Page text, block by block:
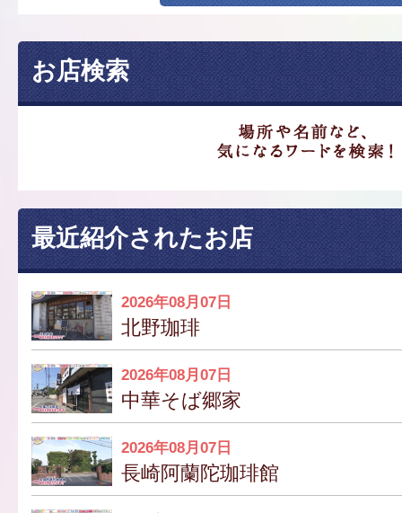
お店検索
最近紹介されたお店
2026年08月07日
北野珈琲
2026年08月07日
中華そば郷家
2026年08月07日
長崎阿蘭陀珈琲館